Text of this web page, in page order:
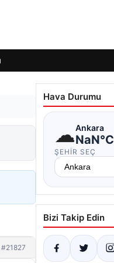
#21827
Hava Durumu
☁Ankara
NaN°C
ŞEHIR SEÇ
Bizi Takip Edin